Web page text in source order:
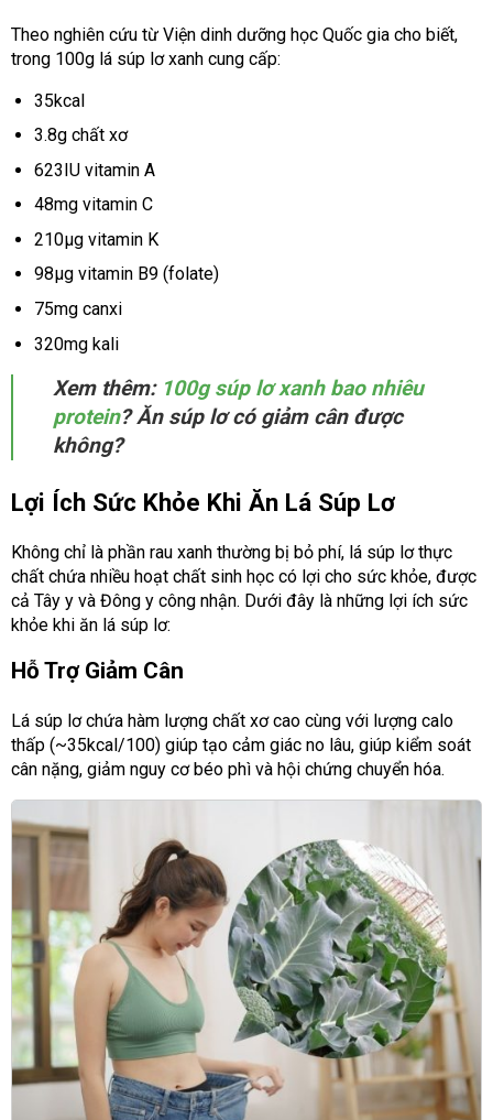
Theo nghiên cứu từ Viện dinh dưỡng học Quốc gia cho biết,
trong 100g lá súp lơ xanh cung cấp:
35kcal
3.8g chất xơ
623IU vitamin A
48mg vitamin C
210µg vitamin K
98µg vitamin B9 (folate)
75mg canxi
320mg kali
Xem thêm: 100g súp lơ xanh bao nhiêu
protein? Ăn súp lơ có giảm cân được
không?
Lợi Ích Sức Khỏe Khi Ăn Lá Súp Lơ
Không chỉ là phần rau xanh thường bị bỏ phí, lá súp lơ thực
chất chứa nhiều hoạt chất sinh học có lợi cho sức khỏe, được
cả Tây y và Đông y công nhận. Dưới đây là những lợi ích sức
khỏe khi ăn lá súp lơ:
Hỗ Trợ Giảm Cân
Lá súp lơ chứa hàm lượng chất xơ cao cùng với lượng calo
thấp (~35kcal/100) giúp tạo cảm giác no lâu, giúp kiểm soát
cân nặng, giảm nguy cơ béo phì và hội chứng chuyển hóa.